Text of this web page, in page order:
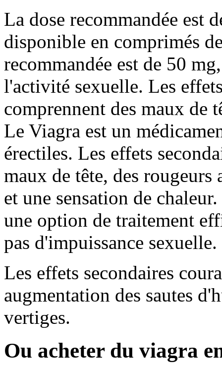
La dose recommandée est
disponible en comprimés
recommandée est de 50
l'activité sexuelle. Les
comprennent des maux de
Le Viagra est un
érectiles. Les effets
maux de tête, des
et une sensation de
une option de traitement
pas d'impuissance sexuelle.
Les effets secondaires
augmentation des sautes
vertiges.
Ou acheter du viagra